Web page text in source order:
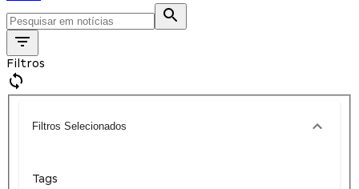
Filtros
Filtros Selecionados
Tags